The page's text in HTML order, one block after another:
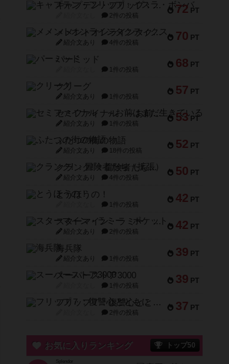
72 PT
キャプテン・フリップ：イスラ・ボンバ
2件の投稿
70 PT
メメントオンラインタクティクス
紹介文あり 4件の投稿
68 PT
パーミッド
1件の投稿
57 PT
クリーグ
紹介文あり 1件の投稿
53 PT
セミファイナル ～お前はまだ生きている～
紹介文あり 1件の投稿
52 PT
ふたつの街の物語
紹介文あり 18件の投稿
50 PT
クランク! ：冒険者たち（拡張）
紹介文あり 4件の投稿
42 PT
とうほうの！
1件の投稿
42 PT
スターマイン・ラミー ポケット
紹介文あり 2件の投稿
39 PT
海兵隊
紹介文あり 1件の投稿
39 PT
スーパーストア3000
1件の投稿
37 PT
フリップ７：復讐心とともに
2件の投稿
お気に入りランキング トップ50